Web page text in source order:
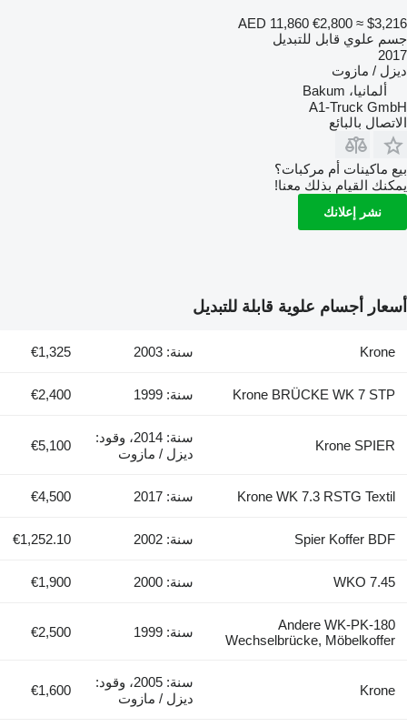
AED 11,860 €2,800 ≈ $3,216
جسم علوي قابل للتبديل
2017
ديزل / مازوت
ألمانيا، Bakum
A1-Truck GmbH
الاتصال بالبائع
بيع ماكينات أم مركبات؟
يمكنك القيام بذلك معنا!
نشر إعلانك
أسعار أجسام علوية قابلة للتبديل
Krone سنة: 2003 €1,325
Krone BRÜCKE WK 7 STP سنة: 1999 €2,400
Krone SPIER
سنة: 2014، وقود:
ديزل / مازوت
€5,100
Krone WK 7.3 RSTG Textil سنة: 2017 €4,500
Spier Koffer BDF سنة: 2002 €1,252.10
WKO 7.45 سنة: 2000 €1,900
Andere WK-PK-180
Wechselbrücke, Möbelkoffer
سنة: 1999 €2,500
Krone
سنة: 2005، وقود:
ديزل / مازوت
€1,600